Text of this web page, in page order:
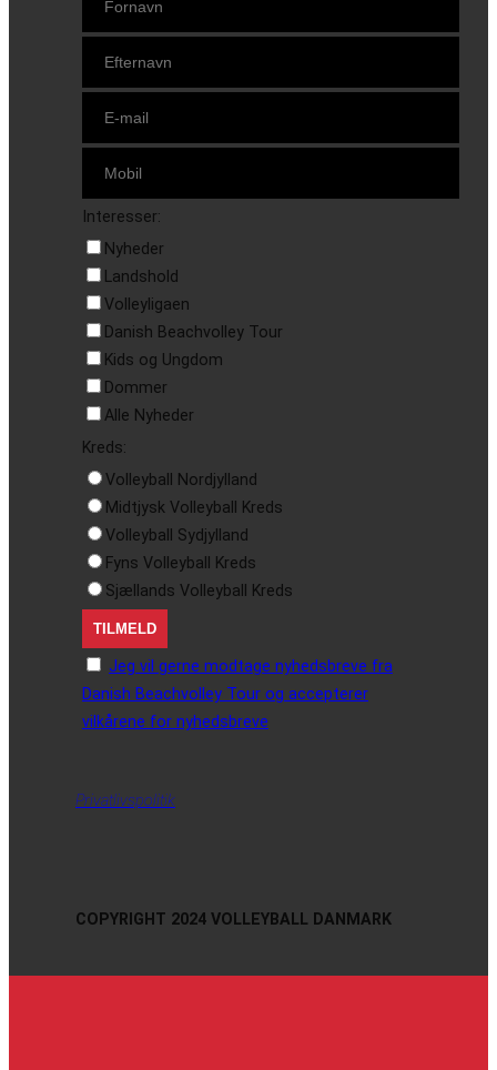
Interesser:
Nyheder
Landshold
Volleyligaen
Danish Beachvolley Tour
Kids og Ungdom
Dommer
Alle Nyheder
Kreds:
Volleyball Nordjylland
Midtjysk Volleyball Kreds
Volleyball Sydjylland
Fyns Volleyball Kreds
Sjællands Volleyball Kreds
Jeg vil gerne modtage nyhedsbreve fra
Danish Beachvolley Tour og accepterer
vilkårene for nyhedsbreve
Privatlivspolitik
COPYRIGHT 2024 VOLLEYBALL DANMARK